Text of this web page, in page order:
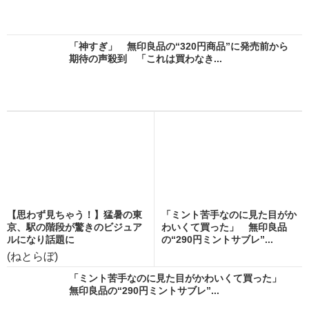
「神すぎ」 無印良品の“320円商品”に発売前から
期待の声殺到 「これは買わなき...
【思わず見ちゃう！】猛暑の東
京、駅の階段が驚きのビジュア
ルになり話題に
(ねとらぼ)
「ミント苦手なのに見た目がか
わいくて買った」 無印良品
の“290円ミントサブレ”...
「ミント苦手なのに見た目がかわいくて買った」
無印良品の“290円ミントサブレ”...